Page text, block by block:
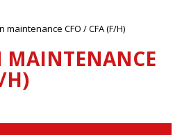
maintenance CFO / CFA (F/H)
MAINTENANCE
H)